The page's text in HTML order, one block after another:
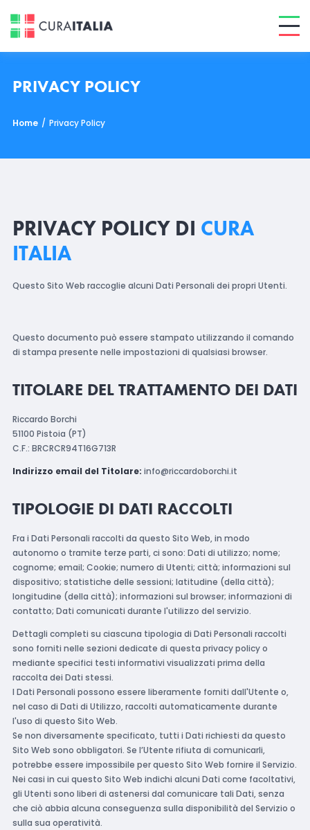
PRIVACY POLICY
Home / Privacy Policy
PRIVACY POLICY DI CURA
ITALIA
Questo Sito Web raccoglie alcuni Dati Personali dei propri Utenti.
Questo documento può essere stampato utilizzando il comando
di stampa presente nelle impostazioni di qualsiasi browser.
TITOLARE DEL TRATTAMENTO DEI DATI
Riccardo Borchi
51100 Pistoia (PT)
C.F.: BRCRCR94T16G713R
Indirizzo email del Titolare: info@riccardoborchi.it
TIPOLOGIE DI DATI RACCOLTI
Fra i Dati Personali raccolti da questo Sito Web, in modo
autonomo o tramite terze parti, ci sono: Dati di utilizzo; nome;
cognome; email; Cookie; numero di Utenti; città; informazioni sul
dispositivo; statistiche delle sessioni; latitudine (della città);
longitudine (della città); informazioni sul browser; informazioni di
contatto; Dati comunicati durante l'utilizzo del servizio.
Dettagli completi su ciascuna tipologia di Dati Personali raccolti
sono forniti nelle sezioni dedicate di questa privacy policy o
mediante specifici testi informativi visualizzati prima della
raccolta dei Dati stessi.
I Dati Personali possono essere liberamente forniti dall'Utente o,
nel caso di Dati di Utilizzo, raccolti automaticamente durante
l'uso di questo Sito Web.
Se non diversamente specificato, tutti i Dati richiesti da questo
Sito Web sono obbligatori. Se l’Utente rifiuta di comunicarli,
potrebbe essere impossibile per questo Sito Web fornire il Servizio.
Nei casi in cui questo Sito Web indichi alcuni Dati come facoltativi,
gli Utenti sono liberi di astenersi dal comunicare tali Dati, senza
che ciò abbia alcuna conseguenza sulla disponibilità del Servizio o
sulla sua operatività.